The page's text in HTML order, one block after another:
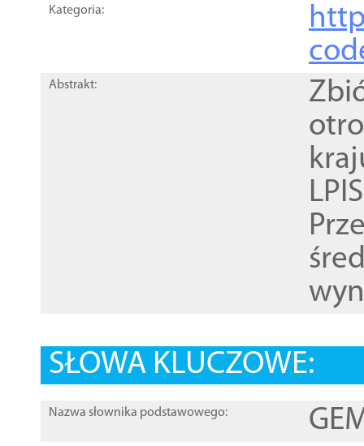
Kategoria:
Abstrakt:
SŁOWA KLUCZOWE:
Nazwa słownika podstawowego: